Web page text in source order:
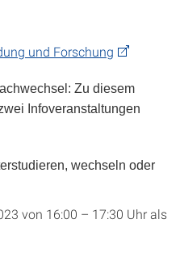
und Forschung
Zu diesem
Infoveranstaltungen
wechseln oder
von 16:00 – 17:30 Uhr als